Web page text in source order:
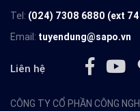
Tel: (024) 7308 6880 (ext
Email: tuyendung@sapo.vn
Liên hệ
CÔNG TY CỔ PHẦN CÔNG